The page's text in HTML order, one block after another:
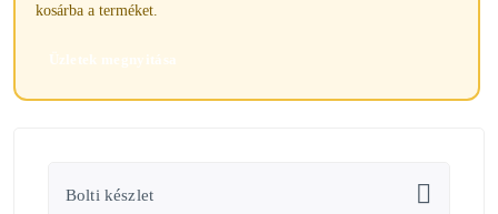
kosárba a terméket.
Üzletek megnyitása
Bolti készlet